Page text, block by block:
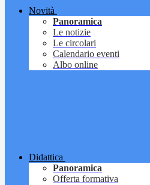
Novità
Panoramica
Le notizie
Le circolari
Calendario eventi
Albo online
Didattica
Panoramica
Offerta formativa